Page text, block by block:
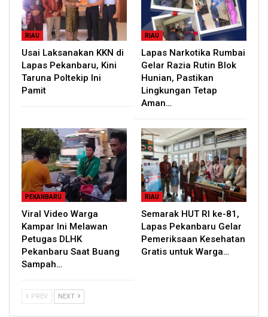
RIAU
Usai Laksanakan KKN di
Lapas Pekanbaru, Kini
Taruna Poltekip Ini
Pamit
RIAU
Lapas Narkotika Rumbai
Gelar Razia Rutin Blok
Hunian, Pastikan
Lingkungan Tetap
Aman…
PEKANBARU
Viral Video Warga
Kampar Ini Melawan
Petugas DLHK
Pekanbaru Saat Buang
Sampah…
RIAU
Semarak HUT RI ke-81,
Lapas Pekanbaru Gelar
Pemeriksaan Kesehatan
Gratis untuk Warga…
PREV NEXT